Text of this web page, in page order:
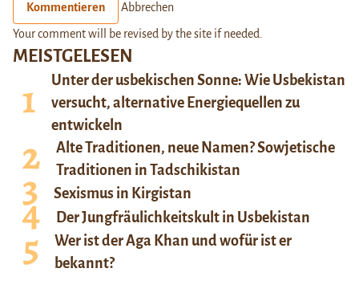
MEISTGELESEN
Unter der usbekischen Sonne: Wie Usbekistan
versucht, alternative Energiequellen zu
entwickeln
Alte Traditionen, neue Namen? Sowjetische
Traditionen in Tadschikistan
Sexismus in Kirgistan
Der Jungfräulichkeitskult in Usbekistan
Wer ist der Aga Khan und wofür ist er
bekannt?
Kommentieren Abbrechen
Your comment will be revised by the site if needed.